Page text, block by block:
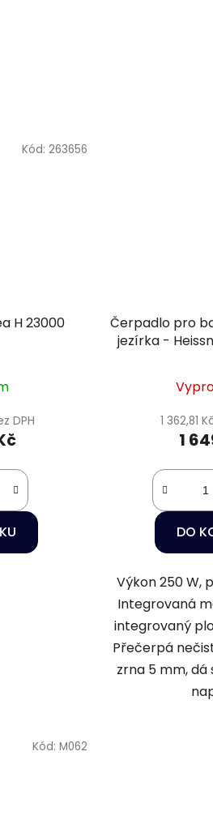
H 23000
DPH
Kód: 263656
Čerpadlo pro
jezírka -
1 362,81
1
DO
Výkon 250 W,
Integrovaná
integrovaný
Přečerpá
zrna 5 mm,
Kód: M062